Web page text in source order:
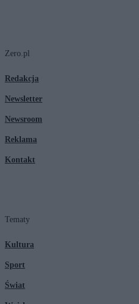
Zero.pl
Redakcja
Newsletter
Newsroom
Reklama
Kontakt
Tematy
Kultura
Sport
Świat